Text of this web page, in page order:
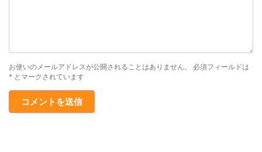
お使いのメールアドレスが公開されることはありません。
必須フィールドは
* とマークされています